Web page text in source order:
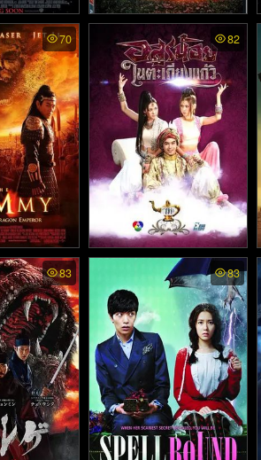
พากย์ไท
แดง (2011)
Red Riding Hood พากย์ไท
ย - พลิกตำนานเทพนิยายมหั
ศจรรย์ (2006)
70
Tomb of T
พากย์
มี่ คืนชีพจักร
ค 3 (2008)
82
Arsoon Noy Nai Takieng K
aew พากย์ไทย - อสูรน้อยใ
นตะเกียงแก้ว (2012)
83 83